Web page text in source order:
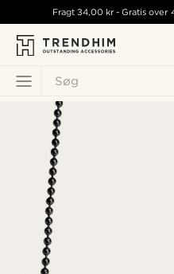
Søg
Fragt34,00 kr - Gratis over